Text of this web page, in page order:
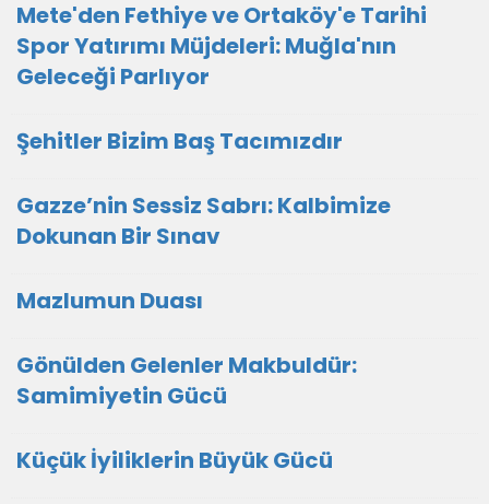
Mete'den Fethiye ve Ortaköy'e Tarihi
Spor Yatırımı Müjdeleri: Muğla'nın
Geleceği Parlıyor
Şehitler Bizim Baş Tacımızdır
Gazze’nin Sessiz Sabrı: Kalbimize
Dokunan Bir Sınav
Mazlumun Duası
​Gönülden Gelenler Makbuldür:
Samimiyetin Gücü
Küçük İyiliklerin Büyük Gücü